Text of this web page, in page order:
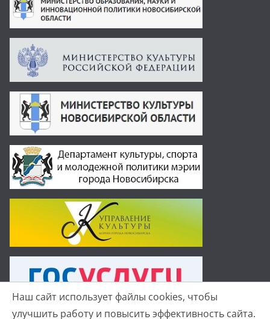
Наш сайт использует файлы cookies, чтобы
улучшить работу и повысить эффективность сайта.